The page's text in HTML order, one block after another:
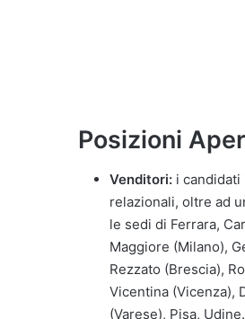
Posizioni
Venditori: i
relazionali, oltre ad
le sedi di Ferrara,
Maggiore (Milano),
Rezzato (Brescia),
Vicentina (Vicenza),
(Varese), Pisa, Udine.